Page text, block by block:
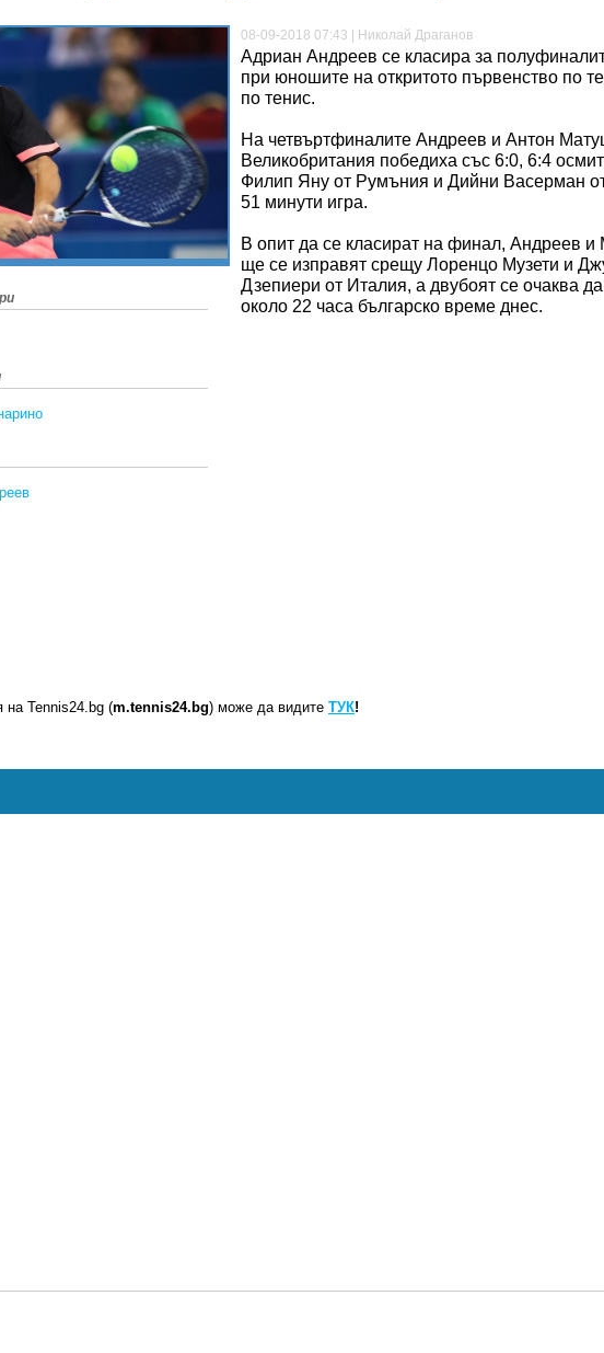
08-09-2018 07:43 | Николай Драганов
Адриан Андреев се класира за
при юношите на откритото първенство по
по тенис.
На четвъртфиналите Андреев и Антон
Великобритания победиха със 6:0, 6:4
Филип Яну от Румъния и Дийни Васерман
51 минути игра.
В опит да се класират на финал, Андреев
ще се изправят срещу Лоренцо Музети и
Дзепиери от Италия, а двубоят се очаква
около 22 часа българско време днес.
на Tennis24.bg (m.tennis24.bg) може да видите ТУК!